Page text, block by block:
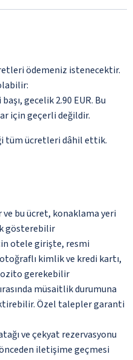
ödemeniz istenecektir.
gecelik 2.90 EUR. Bu
için geçerli değildir.
tüm ücretleri dâhil ettik.
bu ücret, konaklama yeri
gösterebilir
otele girişte, resmi
kimlik ve kredi kartı,
gerekebilir
müsaitlik durumuna
Özel talepler garanti
ve çekyat rezervasyonu
iletişime geçmesi